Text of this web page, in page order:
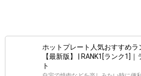
ホットプレート人気おすすめ
【最新版】 | RANK1[ランク1]
ト